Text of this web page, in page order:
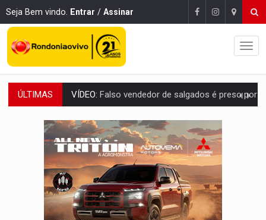
Seja Bem vindo. Entrar / Assinar
ÚLTIMAS BATATA-DOCE E FRANGO: Faça esse escondidinho e me
BARREIRA NATURAL:Desmate da Amazônia corta chuvas no Sul e ameaça
:Anvisa libera venda de medicamentos pela Shopee, mas
MAIS RIGOR:Nova lei endurece punição por abuso sexual contra
POLUIÇÃO E RISCOS:Retirada de fiação irregular avança no país e em PVH
VÍDEO:Armado com machado, homem ameaça matar sobrinha grávida e